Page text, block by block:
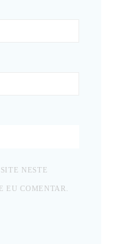
NESTE
EU COMENTAR.